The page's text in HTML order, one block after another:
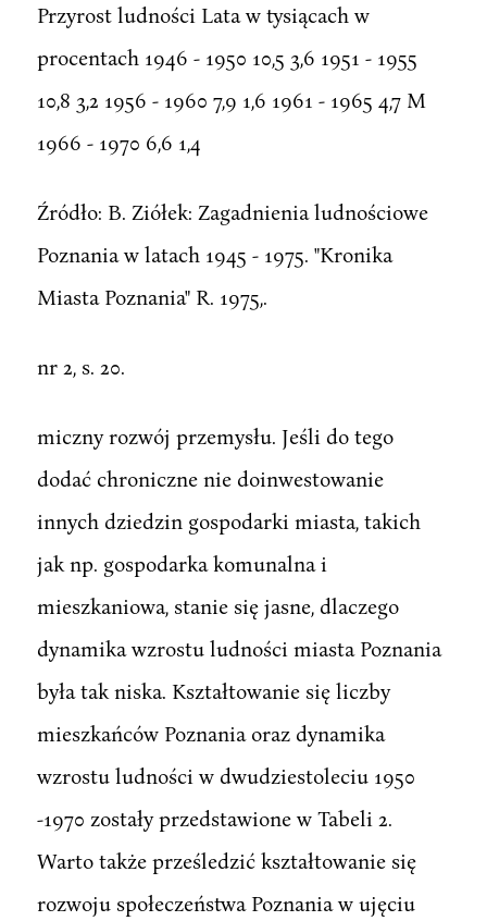
Przyrost ludności Lata w tysiącach w
procentach 1946 - 1950 10,5 3,6 1951 - 1955
10,8 3,2 1956 - 1960 7,9 1,6 1961 - 1965 4,7 M
1966 - 1970 6,6 1,4
Źródło: B. Ziółek: Zagadnienia ludnościowe
Poznania w latach 1945 - 1975. "Kronika
Miasta Poznania" R. 1975,.
nr 2, s. 20.
miczny rozwój przemysłu. Jeśli do tego
dodać chroniczne nie doinwestowanie
innych dziedzin gospodarki miasta, takich
jak np. gospodarka komunalna i
mieszkaniowa, stanie się jasne, dlaczego
dynamika wzrostu ludności miasta Poznania
była tak niska. Kształtowanie się liczby
mieszkańców Poznania oraz dynamika
wzrostu ludności w dwudziestoleciu 1950
-1970 zostały przedstawione w Tabeli 2.
Warto także prześledzić kształtowanie się
rozwoju społeczeństwa Poznania w ujęciu